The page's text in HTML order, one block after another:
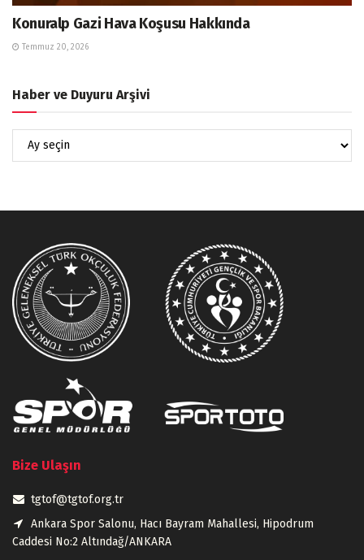
Konuralp Gazi Hava Koşusu Hakkında
Temmuz 20, 2026
Haber ve Duyuru Arşivi
Bize Ulaşın
tgtof@tgtof.org.tr
Ankara Spor Salonu, Hacı Bayram Mahallesi, Hipodrum
Caddesi No:2 Altındağ/ANKARA